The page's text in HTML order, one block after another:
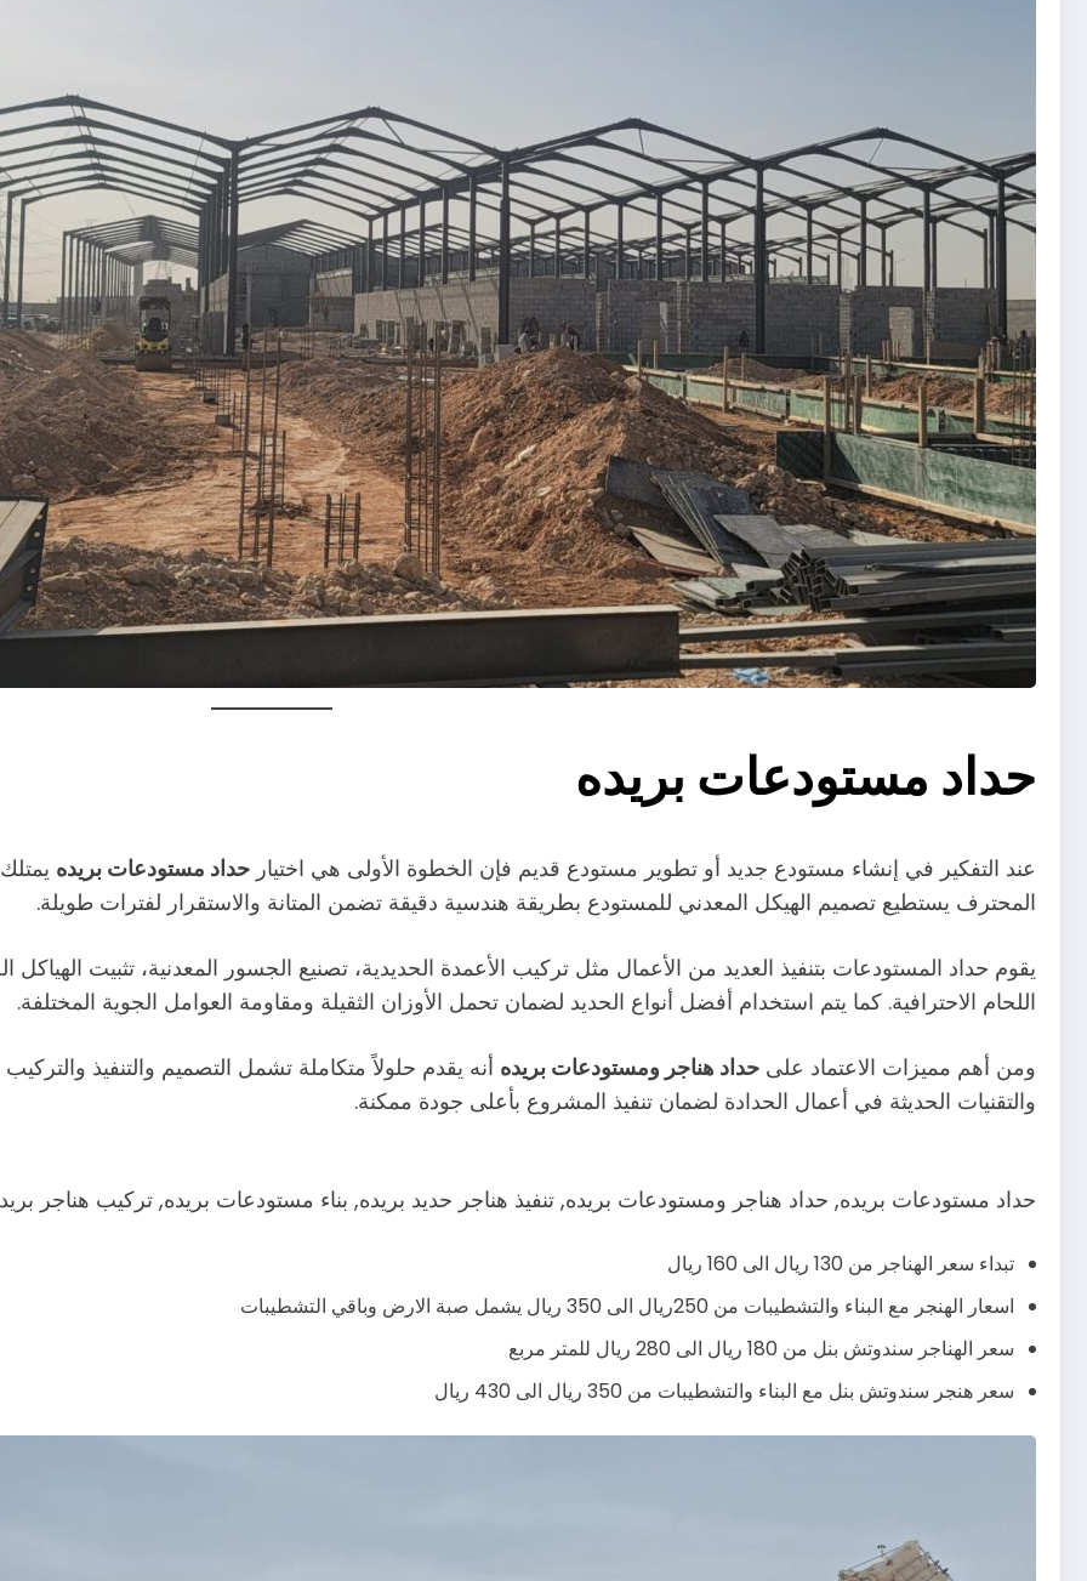
حداد مستودعات بريده
عند التفكير في إنشاء مستودع جديد أو تطوير مستودع قديم فإن الخطوة الأولى هي اختيار حداد مستودعات بريده
المحترف يستطيع تصميم الهيكل المعدني للمستودع بطريقة هندسية دقيقة تضمن المتانة والاستقرار لفترات طويلة.
يقوم حداد المستودعات بتنفيذ العديد من الأعمال مثل تركيب الأعمدة الحديدية، تصنيع الجسور المعدنية، تثبيت
اللحام الاحترافية. كما يتم استخدام أفضل أنواع الحديد لضمان تحمل الأوزان الثقيلة ومقاومة العوامل الجوية المختلفة.
ومن أهم مميزات الاعتماد على حداد هناجر ومستودعات بريده أنه يقدم حلولاً متكاملة تشمل التصميم والتنفيذ
والتقنيات الحديثة في أعمال الحدادة لضمان تنفيذ المشروع بأعلى جودة ممكنة.
حداد مستودعات بريده, حداد هناجر ومستودعات بريده, تنفيذ هناجر حديد بريده, بناء مستودعات بريده, تركيب هناجر
تبداء سعر الهناجر من 130 ريال الى 160 ريال
اسعار الهنجر مع البناء والتشطيبات من 250ريال الى 350 ريال يشمل صبة الارض وباقي التشطيبات
سعر الهناجر سندوتش بنل من 180 ريال الى 280 ريال للمتر مربع
سعر هنجر سندوتش بنل مع البناء والتشطيبات من 350 ريال الى 430 ريال